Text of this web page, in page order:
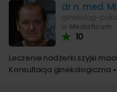
dr n. med.
ginekolog-
w Medisticum
10
Leczenie nadżerki szyjki
Konsultacja ginekologiczna